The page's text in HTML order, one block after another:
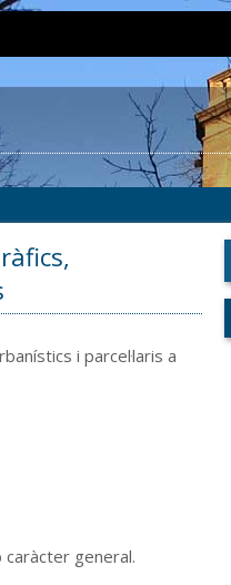
i parcel·laris a
caràcter general.